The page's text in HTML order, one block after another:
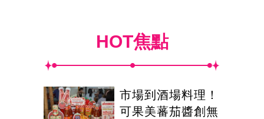
HOT焦點
市場到酒場料理！
可果美蕃茄醬創無